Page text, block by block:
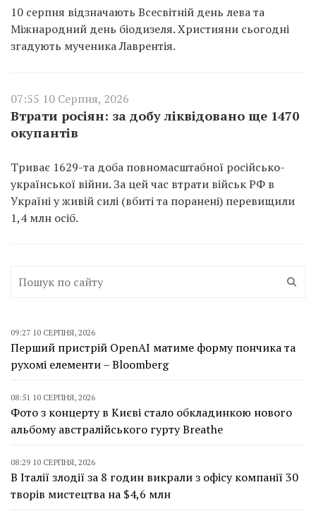
10 серпня відзначають Всесвітній день лева та
Міжнародний день біодизеля. Християни сьогодні
згадують мученика Лаврентія.
07:55 10 Серпня, 2026
Втрати росіян: за добу ліквідовано ще 1470
окупантів
Триває 1629-та доба повномасштабної російсько-
української війни. За цей час втрати військ РФ в
Україні у живій силі (вбиті та поранені) перевищили
1,4 млн осіб.
09:27 10 СЕРПНЯ, 2026
Перший пристрій OpenAI матиме форму пончика та
рухомі елементи – Bloomberg
08:51 10 СЕРПНЯ, 2026
Фото з концерту в Києві стало обкладинкою нового
альбому австралійського гурту Breathe
08:29 10 СЕРПНЯ, 2026
В Італії злодії за 8 годин викрали з офісу компанії 30
творів мистецтва на $4,6 млн